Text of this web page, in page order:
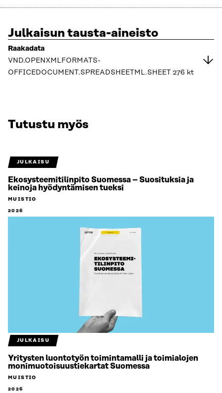
Julkaisun tausta-aineisto
Raakadata
VND.OPENXMLFORMATS-
OFFICEDOCUMENT.SPREADSHEETML.SHEET 276 kt
Tutustu myös
JULKAISU
Ekosysteemitilinpito Suomessa – Suosituksia ja
keinoja hyödyntämisen tueksi
MUISTIO
2026
JULKAISU
Yritysten luontotyön toimintamalli ja toimialojen
monimuotoisuustiekartat Suomessa
MUISTIO
2026